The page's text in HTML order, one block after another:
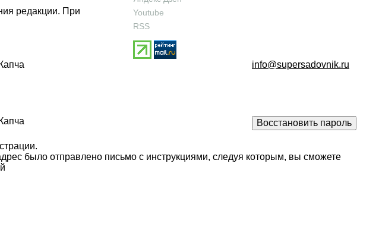
редакции. При
Youtube
RSS
info@supersadovnik.ru
было отправлено письмо с инструкциями, следуя которым, вы сможете